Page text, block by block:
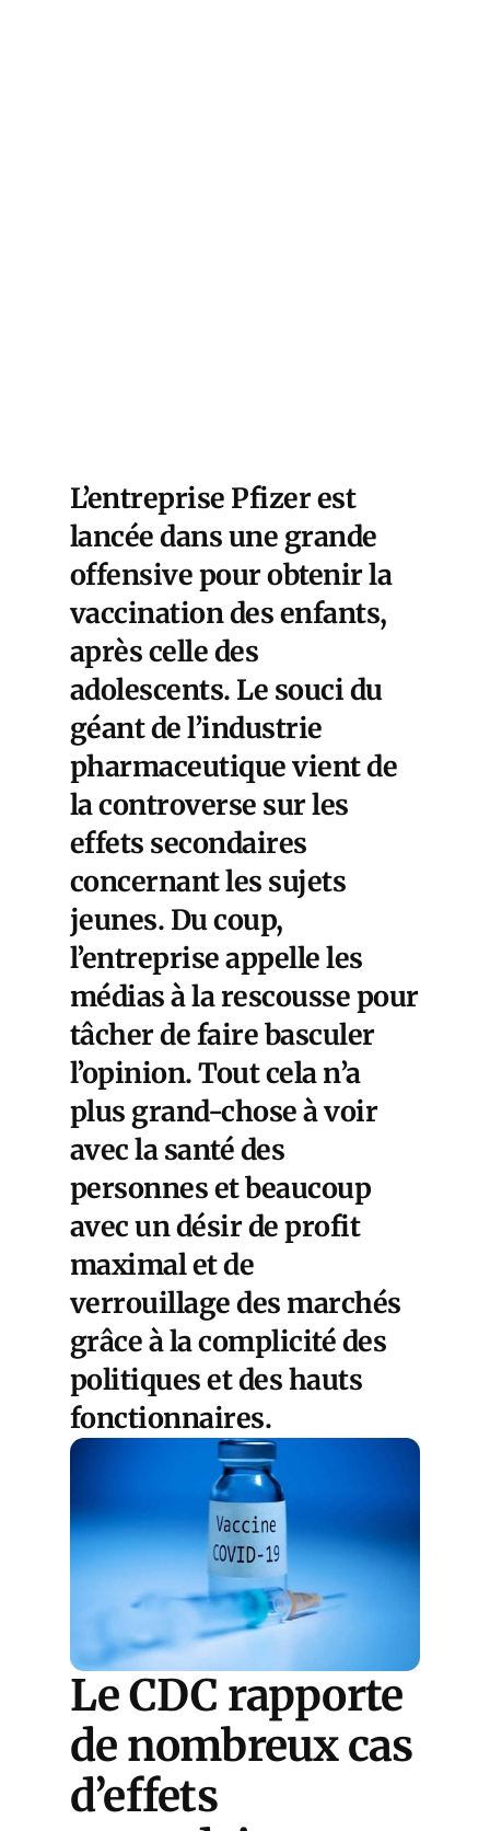
L’entreprise Pfizer est
lancée dans une grande
offensive pour obtenir la
vaccination des enfants,
après celle des
adolescents. Le souci du
géant de l’industrie
pharmaceutique vient de
la controverse sur les
effets secondaires
concernant les sujets
jeunes. Du coup,
l’entreprise appelle les
médias à la rescousse pour
tâcher de faire basculer
l’opinion. Tout cela n’a
plus grand-chose à voir
avec la santé des
personnes et beaucoup
avec un désir de profit
maximal et de
verrouillage des marchés
grâce à la complicité des
politiques et des hauts
fonctionnaires.
Le CDC rapporte
de nombreux cas
d’effets